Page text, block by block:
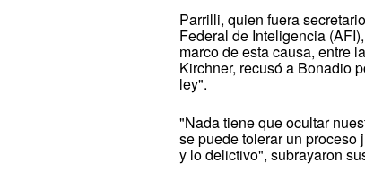
Parrilli, quien fuera
Federal de Inteligencia
marco de esta causa, entre
Kirchner, recusó a Bonadio
ley".
"Nada tiene que ocultar
se puede tolerar un
y lo delictivo", subrayaron